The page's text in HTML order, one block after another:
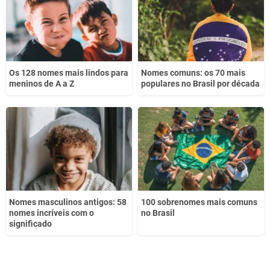
Outro
Os 128 nomes mais lindos para
meninos de A a Z
Nomes comuns: os 70 mais
populares no Brasil por década
Nomes masculinos antigos: 58
nomes incríveis com o
significado
100 sobrenomes mais comuns
no Brasil